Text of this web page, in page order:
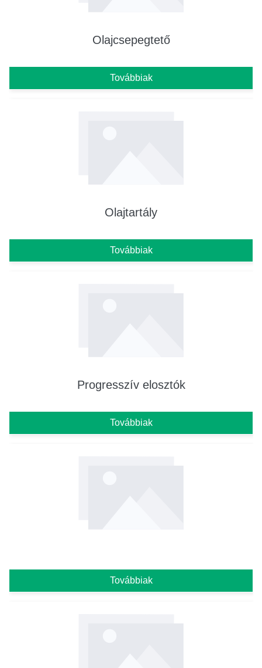
Olajcsepegtető
Továbbiak
Olajtartály
Továbbiak
Progresszív elosztók
Továbbiak
Továbbiak